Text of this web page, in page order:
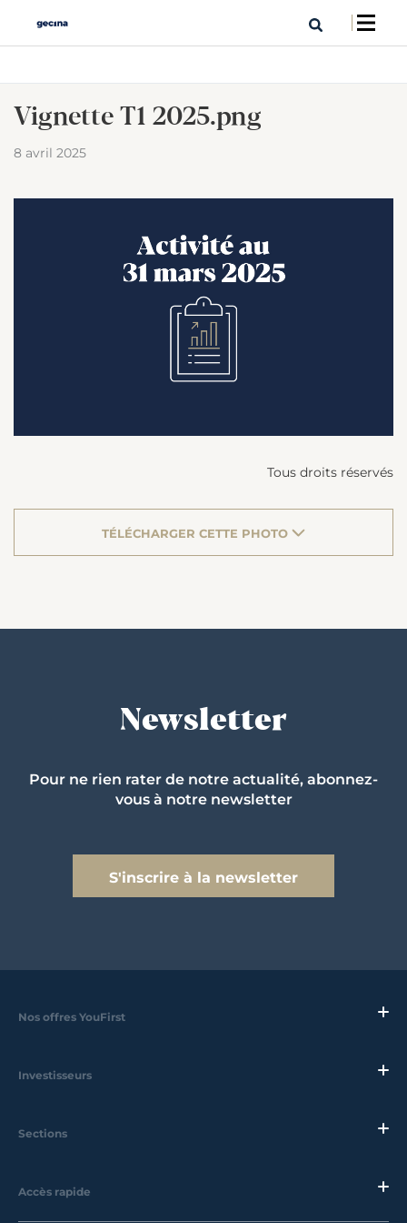
Vignette T1 2025.png
8 avril 2025
Tous droits réservés
TÉLÉCHARGER CETTE PHOTO
Newsletter
Pour ne rien rater de notre actualité, abonnez-
vous à notre newsletter
S'inscrire à la newsletter
Nos offres YouFirst
Investisseurs
Sections
Accès rapide